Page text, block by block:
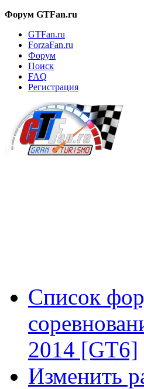
Форум GTFan.ru
GTFan.ru
ForzaFan.ru
Форум
Поиск
FAQ
Регистрация
Список
2014 [GT6]
Изменить